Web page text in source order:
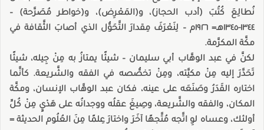
نُطالِعَ كُتُبَ (أدب الحجاز)، و(المَعْرِض)، و(خواطر مُصَرَّحة) –
١٣٤٤-١٣٤٥هـ= ١٩٢٦م – لِنَعْرَفَ مِقدارَ التَّحَوُّل الذي أصابَ الثَّقافة في
مكَّة المكرَّمة.
لكنَّ في عبد الوهَّاب أبي سليمان – شيئًا يمتازُ به مِنْ جِيله، شيئًا
تَحَدَّرَ إليه مِنْ مكيَّته، ومِنْ تخصُّصه في الفقه والشَّريعة. كأنَّما
اختاره القَدَرُ وصَنَعَه على عينه، فكان عبد الوهَّاب الإنسان، ومكَّة
المكان، والفقه والشَّريعة، وصِيغَ عقلُه ووجدانُه على هَدْيٍ مِنْ كُلِّ
أولئك، وعساه لوِ اتَّجه مُتَّجهًا آخَرَ واختارَ عِلمًا مِنَ العُلُوم الحديثة =